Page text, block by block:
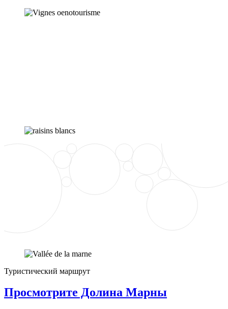
Туристический маршрут
Просмотрите Долина Марны